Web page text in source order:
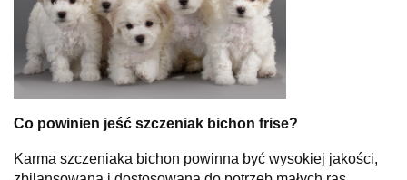
Co powinien jeść szczeniak bichon frise?
Karma szczeniaka bichon powinna być wysokiej jakości,